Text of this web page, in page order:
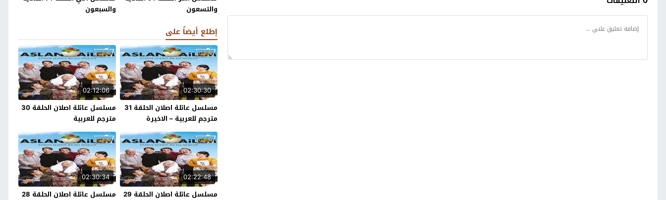
والتسعون
والسبعون
إطلع أيضاً على
02:30:30
مسلسل عائلة اصلان الحلقة 31
مترجم للعربية – الاخيرة
02:12:06
مسلسل عائلة اصلان الحلقة 30
مترجم للعربية
02:22:48
مسلسل عائلة اصلان الحلقة 29
02:30:34
مسلسل عائلة اصلان الحلقة 28